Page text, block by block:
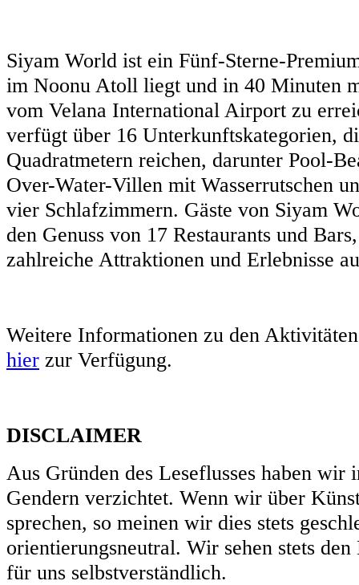
Siyam World ist ein Fünf-Sterne-
im Noonu Atoll liegt und in 40 Minuten
vom Velana International Airport zu
verfügt über 16 Unterkunftskategorien,
Quadratmetern reichen, darunter Pool-
Over-Water-Villen mit Wasserrutschen
vier Schlafzimmern. Gäste von Siyam
den Genuss von 17 Restaurants und
zahlreiche Attraktionen und Erlebnisse
Weitere Informationen zu den
hier zur Verfügung.
DISCLAIMER
Aus Gründen des Leseflusses haben wir
Gendern verzichtet. Wenn wir über
sprechen, so meinen wir dies stets
orientierungsneutral. Wir sehen stets
für uns selbstverständlich.